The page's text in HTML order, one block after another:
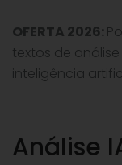
OFERTA 2026:
textos de
inteligência
Análise